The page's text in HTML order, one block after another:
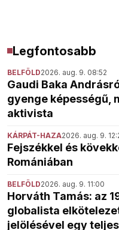
Legfontosabb
BELFÖLD2026. aug. 9. 08:52
Gaudi Baka
gyenge képességű,
aktivista
KÁRPÁT-HAZA2026. aug. 9.
Fejszékkel és
Romániában
BELFÖLD2026. aug. 9. 11:00
Horváth Tamás: az
globalista
jelölésével egy